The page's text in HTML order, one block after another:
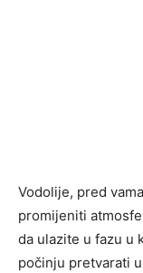
Vodolije, pred
promijeniti
da ulazite u fazu u
počinju pretvarati